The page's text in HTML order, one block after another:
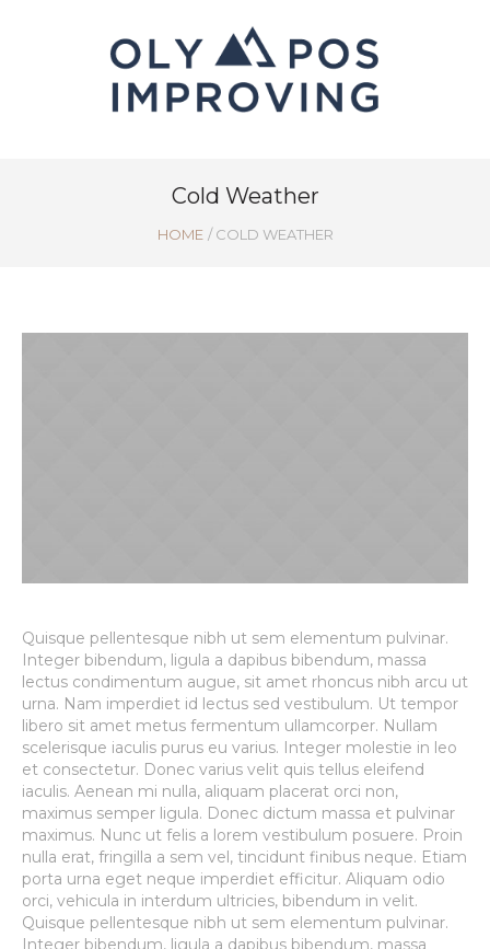
Cold Weather
HOME /COLD WEATHER
Quisque pellentesque nibh ut sem elementum pulvinar.
Integer bibendum, ligula a dapibus bibendum, massa
lectus condimentum augue, sit amet rhoncus nibh arcu ut
urna. Nam imperdiet id lectus sed vestibulum. Ut tempor
libero sit amet metus fermentum ullamcorper. Nullam
scelerisque iaculis purus eu varius. Integer molestie in leo
et consectetur. Donec varius velit quis tellus eleifend
iaculis. Aenean mi nulla, aliquam placerat orci non,
maximus semper ligula. Donec dictum massa et pulvinar
maximus. Nunc ut felis a lorem vestibulum posuere. Proin
nulla erat, fringilla a sem vel, tincidunt finibus neque. Etiam
porta urna eget neque imperdiet efficitur. Aliquam odio
orci, vehicula in interdum ultricies, bibendum in velit.
Quisque pellentesque nibh ut sem elementum pulvinar.
Integer bibendum, ligula a dapibus bibendum, massa